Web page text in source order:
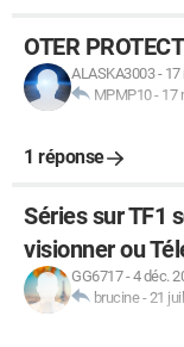
OTER
ALASKA3003- 17
MPMP10- 17
1 réponse
Séries sur TF1
visionner ou
GG6717-4 déc.
brucine-21